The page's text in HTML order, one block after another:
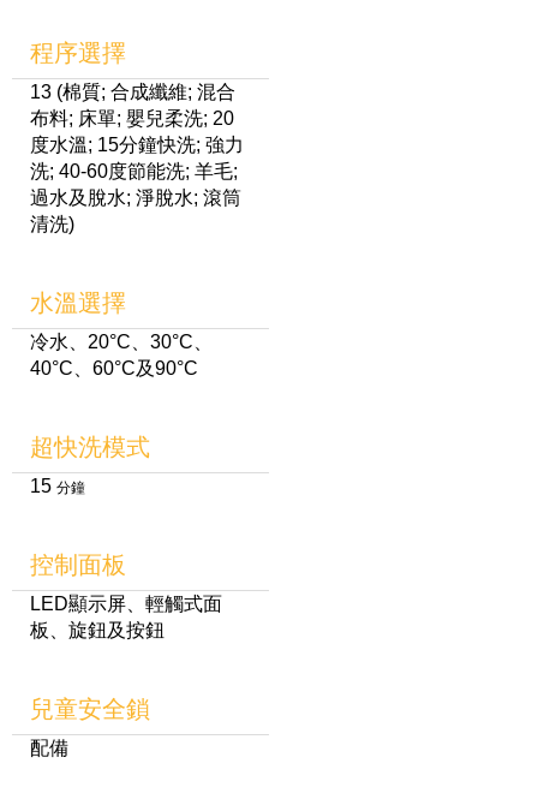
程序選擇
13 (棉質; 合成纖維; 混合
布料; 床單; 嬰兒柔洗; 20
度水溫; 15分鐘快洗; 強力
洗; 40-60度節能洗; 羊毛;
過水及脫水; 淨脫水; 滾筒
清洗)
水溫選擇
冷水、20°C、30°C、
40°C、60°C及90°C
超快洗模式
15 分鐘
控制面板
LED顯示屏、輕觸式面
板、旋鈕及按鈕
兒童安全鎖
配備